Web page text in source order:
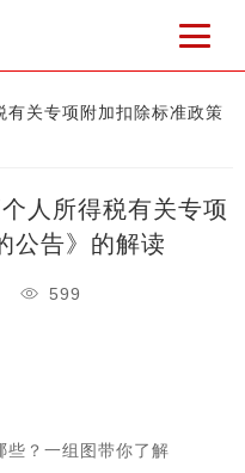
有关专项附加扣除标准政策
人所得税有关专项
公告》的解读
599
些？一组图带你了解